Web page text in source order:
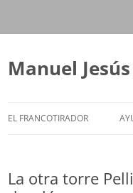
Saltar
Manuel
EL FRANCOTIRADOR
La otra torre